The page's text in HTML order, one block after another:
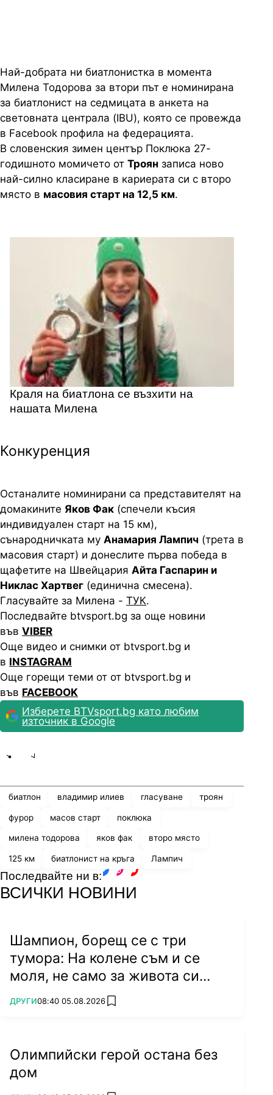
Най-добрата ни биатлонистка в момента
Милена Тодорова за втори път е номинирана
за биатлонист на седмицата в анкета на
световната централа (IBU), която се провежда
в Facebook профила на федерацията.
В словенския зимен център Поклюка 27-
годишното момичето от Троян записа ново
най-силно класиране в кариерата си с второ
място в масовия старт на 12,5 км.
Краля на биатлона се възхити на
нашата Милена
Конкуренция
Останалите номинирани са представителят на
домакините Яков Фак (спечели късия
индивидуален старт на 15 км),
сънародничката му Анамария Лампич (трета в
масовия старт) и донеслите първа победа в
щафетите на Швейцария Айта Гаспарин и
Никлас Хартвег (единична смесена).
Гласувайте за Милена - ТУК.
Последвайте btvsport.bg за още новини
във VIBER
Още видео и снимки от btvsport.bg и
в INSTAGRAM
Още горещи теми от от btvsport.bg и
във FACEBOOK
Изберете BTVsport.bg като любим
източник в Google
биатлон владимир илиев гласуване троян
фурор масов старт поклюка
милена тодорова яков фак второ място
125 км биатлонист на кръга Лампич
Последвайте ни в:
ВСИЧКИ НОВИНИ
Шампион, борещ се с три
тумора: На колене съм и се
моля, не само за живота си...
ПОВЕЧЕ ОТ
ДРУГИ08:40 05.08.2026 add favorites
Олимпийски герой остана без
дом